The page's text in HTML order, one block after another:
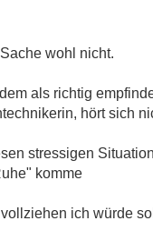
wohl nicht.
als richtig
hört sich
stressigen
komme
ich würde